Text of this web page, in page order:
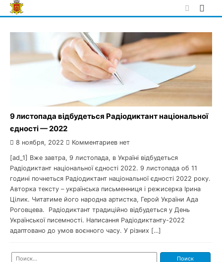
Skip
to
9 листопада відбудеться Радіодиктант національної
єдності — 2022
8 ноября, 2022 Комментариев нет
[ad_1] Вже завтра, 9 листопада, в Україні відбудеться
Радіодиктант національної єдності 2022. 9 листопада об 11
годині почнеться Радіодиктант національної єдності 2022 року.
Авторка тексту – українська письменниця і режисерка Ірина
Цілик. Читатиме його народна артистка, Герой України Ада
Роговцева. Радіодиктант традиційно відбудеться у День
Української писемності. Написання Радіодиктанту-2022
адаптовано до умов воєнного часу. У різних […]
Найти: